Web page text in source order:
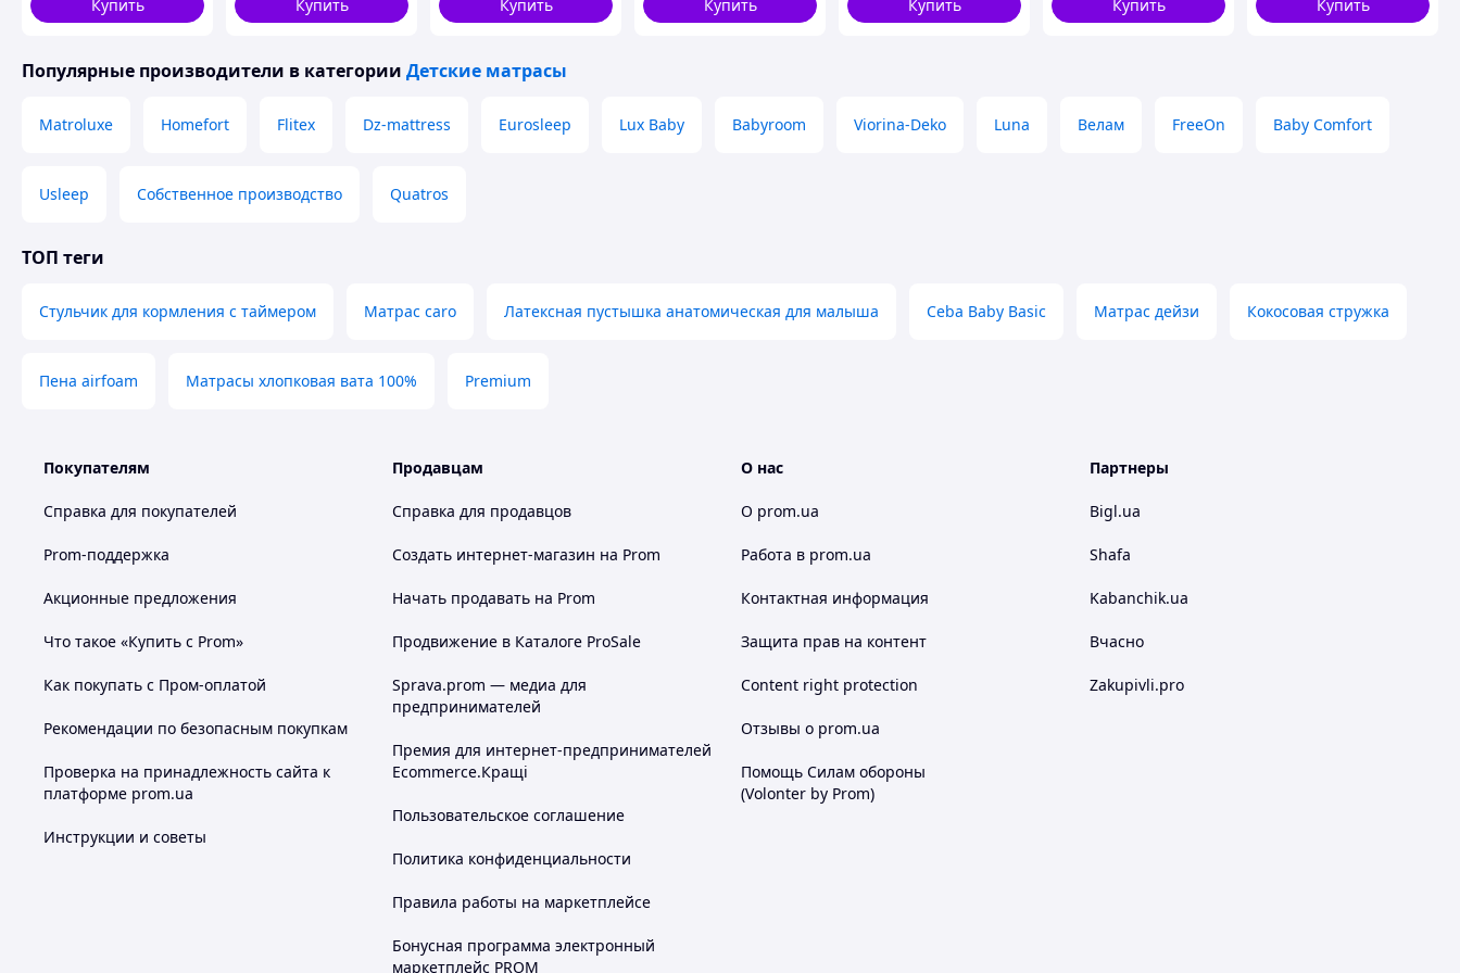
Купить
17822
Купить
Купить
Купить
Купить Купить
Зима/Лето, 70х190 см
Купить
Популярные производители в категории Детские матрасы
Matroluxe Homefort Flitex Dz-mattress Eurosleep Lux Baby Babyroom Viorina-Deko Luna Велам FreeOn Baby Comfort
Usleep Собственное производство Quatros
ТОП теги
Стульчик для кормления с таймером Матрас caro Латексная пустышка анатомическая для малыша Ceba Baby Basic Матрас дейзи Кокосовая стружка
Пена airfoam Матрасы хлопковая вата 100% Premium
Покупателям
Справка для покупателей
Prom-поддержка
Акционные предложения
Что такое «Купить с Prom»
Как покупать с Пром-оплатой
Рекомендации по безопасным покупкам
Проверка на принадлежность сайта к
платформе prom.ua
Инструкции и советы
Продавцам
Справка для продавцов
Создать интернет-магазин на Prom
Начать продавать на Prom
Продвижение в Каталоге ProSale
Sprava.prom — медиа для
предпринимателей
Премия для интернет-предпринимателей
Ecommerce.Кращі
Пользовательское соглашение
Политика конфиденциальности
Правила работы на маркетплейсе
Бонусная программа электронный
маркетплейс PROM
О нас
О prom.ua
Работа в prom.ua
Контактная информация
Защита прав на контент
Content right protection
Отзывы о prom.ua
Помощь Силам обороны
(Volonter by Prom)
Партнеры
Bigl.ua
Shafa
Kabanchik.ua
Вчасно
Zakupivli.pro